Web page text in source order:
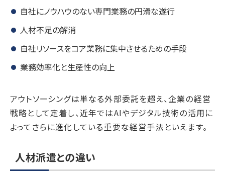
自社にノウハウのない専門業務の円滑な遂行
人材不足の解消
自社リソースをコア業務に集中させるための手段
業務効率化と生産性の向上
アウトソーシングは単なる外部委託を超え、企業の経営
戦略として定着し、近年ではAIやデジタル技術の活用に
よってさらに進化している重要な経営手法といえます。
人材派遣との違い